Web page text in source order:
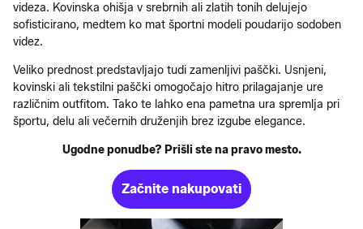
videza. Kovinska ohišja v srebrnih ali zlatih tonih delujejo
sofisticirano, medtem ko mat športni modeli poudarijo sodoben
videz.
Veliko prednost predstavljajo tudi zamenljivi paščki. Usnjeni,
kovinski ali tekstilni paščki omogočajo hitro prilagajanje ure
različnim outfitom. Tako te lahko ena pametna ura spremlja pri
športu, delu ali večernih druženjih brez izgube elegance.
Ugodne ponudbe? Prišli ste na pravo mesto.
Začnite nakupovati